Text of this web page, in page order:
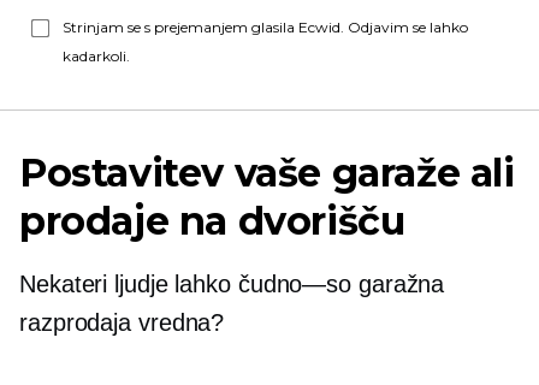
Strinjam se s prejemanjem glasila Ecwid. Odjavim se lahko
kadarkoli.
Postavitev vaše garaže ali
prodaje na dvorišču
Nekateri ljudje lahko čudno—so garažna
razprodaja vredna?